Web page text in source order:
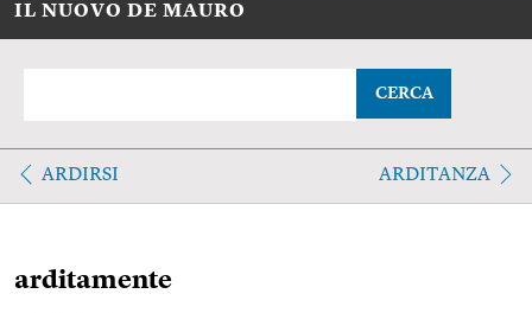
IL NUOVO DE MAURO
CERCA
ARDIRSI ARDITANZA
arditamente